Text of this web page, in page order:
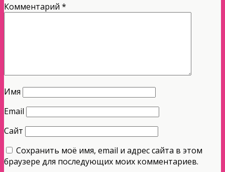
Комментарий *
Имя
Email
Сайт
Сохранить моё имя, email и адрес сайта в этом
браузере для последующих моих комментариев.